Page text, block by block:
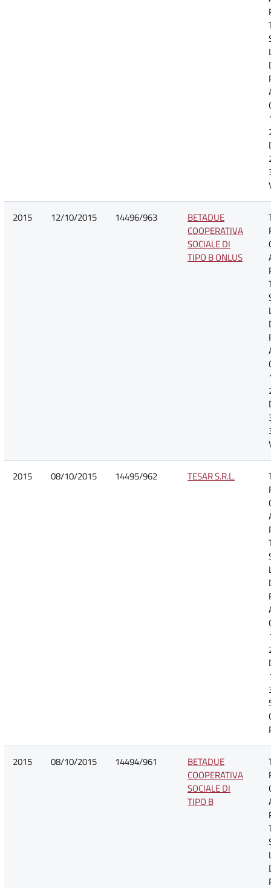
2015 12/10/2015 14496/963
BETADUE
COOPERATIVA
SOCIALE DI
TIPO B ONLUS
2015 08/10/2015 14495/962 TESAR S.R.L.
2015 08/10/2015 14494/961
BETADUE
COOPERATIVA
SOCIALE DI
TIPO B